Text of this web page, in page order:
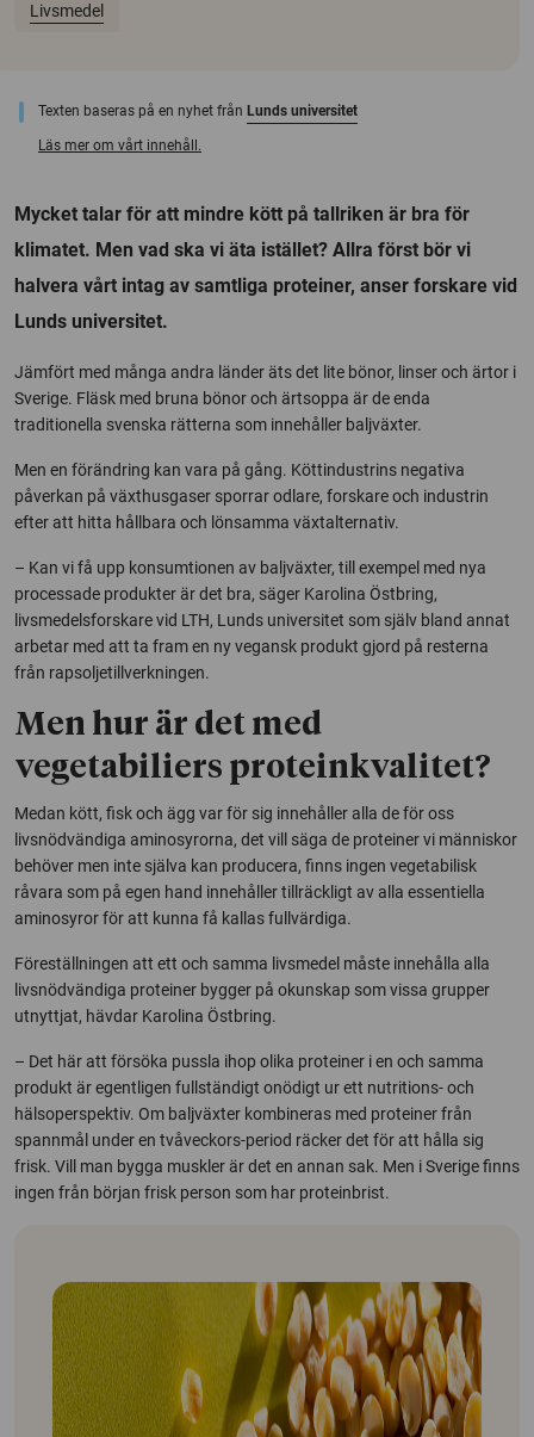
Livsmedel
Texten baseras på en nyhet från Lunds universitet
Läs mer om vårt innehåll.
Mycket talar för att mindre kött på tallriken är bra för
klimatet. Men vad ska vi äta istället? Allra först bör vi
halvera vårt intag av samtliga proteiner, anser forskare vid
Lunds universitet.
Jämfört med många andra länder äts det lite bönor, linser och ärtor i
Sverige. Fläsk med bruna bönor och ärtsoppa är de enda
traditionella svenska rätterna som innehåller baljväxter.
Men en förändring kan vara på gång. Köttindustrins negativa
påverkan på växthusgaser sporrar odlare, forskare och industrin
efter att hitta hållbara och lönsamma växtalternativ.
– Kan vi få upp konsumtionen av baljväxter, till exempel med nya
processade produkter är det bra, säger Karolina Östbring,
livsmedelsforskare vid LTH, Lunds universitet som själv bland annat
arbetar med att ta fram en ny vegansk produkt gjord på resterna
från rapsoljetillverkningen.
Men hur är det med
vegetabiliers proteinkvalitet?
Medan kött, fisk och ägg var för sig innehåller alla de för oss
livsnödvändiga aminosyrorna, det vill säga de proteiner vi människor
behöver men inte själva kan producera, finns ingen vegetabilisk
råvara som på egen hand innehåller tillräckligt av alla essentiella
aminosyror för att kunna få kallas fullvärdiga.
Föreställningen att ett och samma livsmedel måste innehålla alla
livsnödvändiga proteiner bygger på okunskap som vissa grupper
utnyttjat, hävdar Karolina Östbring.
– Det här att försöka pussla ihop olika proteiner i en och samma
produkt är egentligen fullständigt onödigt ur ett nutritions- och
hälsoperspektiv. Om baljväxter kombineras med proteiner från
spannmål under en tvåveckors-period räcker det för att hålla sig
frisk. Vill man bygga muskler är det en annan sak. Men i Sverige finns
ingen från början frisk person som har proteinbrist.